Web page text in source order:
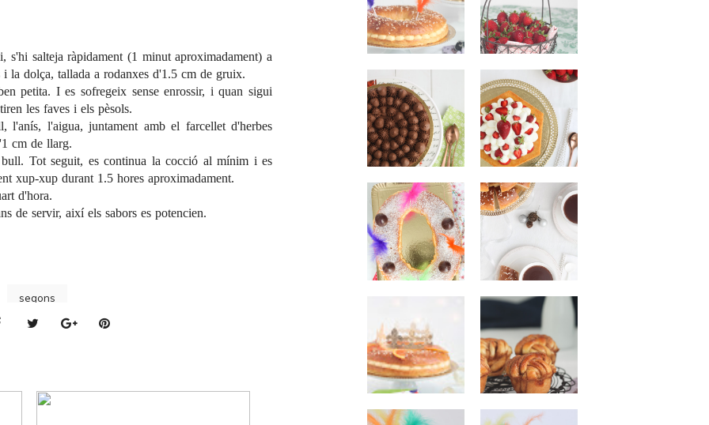
s'hi salteja ràpidament (1 minut aproximadament) a
la dolça, tallada a rodanxes d'1.5 cm de gruix.
petita. I es sofregeix sense enrossir, i quan sigui
les faves i els pèsols.
l'anís, l'aigua, juntament amb el farcellet d'herbes
cm de llarg.
Tot seguit, es continua la cocció al mínim i es
xup-xup durant 1.5 hores aproximadament.
d'hora.
de servir, així els sabors es potencien.
segons